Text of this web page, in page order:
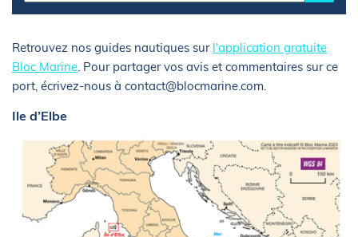
Retrouvez nos guides nautiques sur l'application gratuite
Bloc Marine . Pour partager vos avis et commentaires sur ce
port, écrivez-nous à contact@blocmarine.com.
Ile d’Elbe